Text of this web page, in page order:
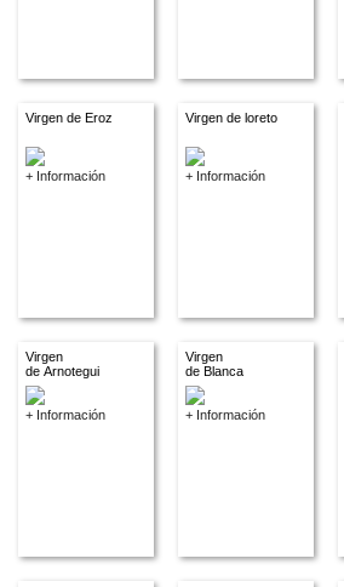
Virgen de Eroz
+ Información
Virgen de loreto
+ Información
Virgen
de Arnotegui
+ Información
Virgen
de Blanca
+ Información